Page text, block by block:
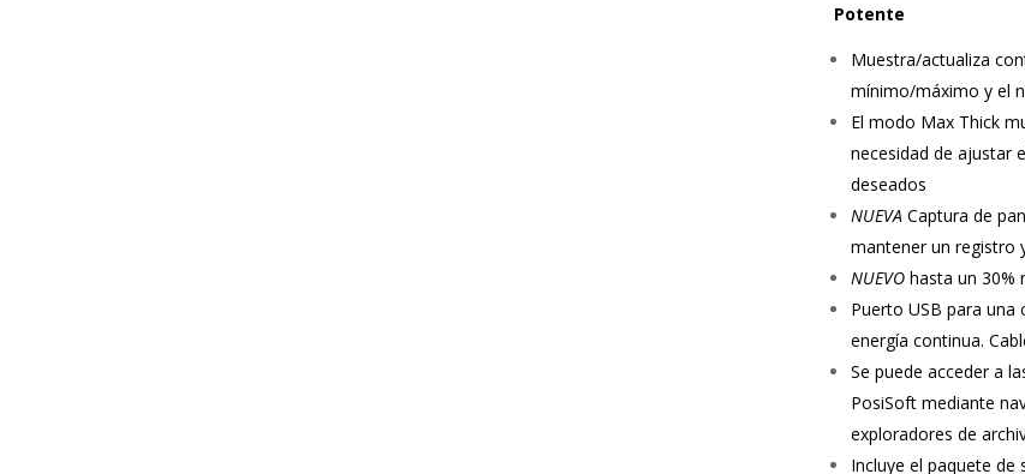
Potente
Muestra/actualiza
mínimo/máximo y el
El modo Max Thick
necesidad de ajustar
deseados
NUEVA Captura de
mantener un registro
NUEVOhasta un 30%
Puerto USB para una
energía continua.
Se puede acceder a
PosiSoft mediante
exploradores de
Incluye el paquete